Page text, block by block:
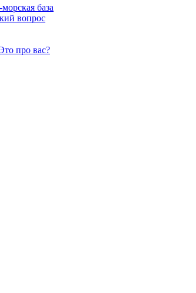
база
вопрос
про вас?